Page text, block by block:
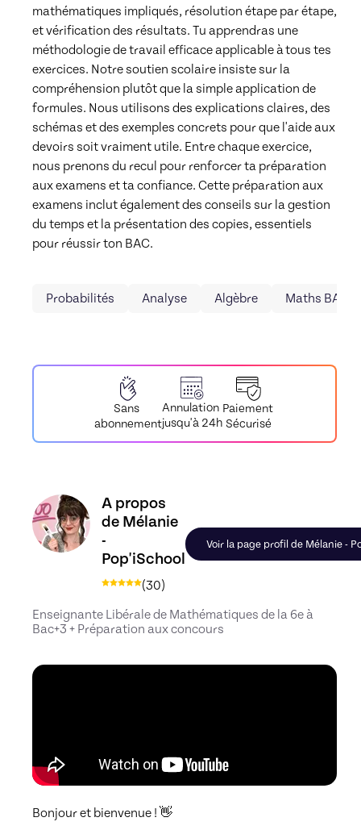
mathématiques impliqués, résolution étape par étape,
et vérification des résultats. Tu apprendras une
méthodologie de travail efficace applicable à tous tes
exercices. Notre soutien scolaire insiste sur la
compréhension plutôt que la simple application de
formules. Nous utilisons des explications claires, des
schémas et des exemples concrets pour que l'aide aux
devoirs soit vraiment utile. Entre chaque exercice,
nous prenons du recul pour renforcer ta préparation
aux examens et ta confiance. Cette préparation aux
examens inclut également des conseils sur la gestion
du temps et la présentation des copies, essentiels
pour réussir ton BAC.
Probabilités Analyse Algèbre Maths BAC
Sans
abonnement
Annulation
jusqu'à 24h
Paiement
Sécurisé
Découvrez le profil de Mélanie - Pop'iSchool,
A propos
de Mélanie
-
Pop'iSchool
(30)
Voir la page profil de Mélanie -
Enseignante Libérale de Mathématiques de la 6e à
Bac+3 + Préparation aux concours
Bonjour et bienvenue ! 👋